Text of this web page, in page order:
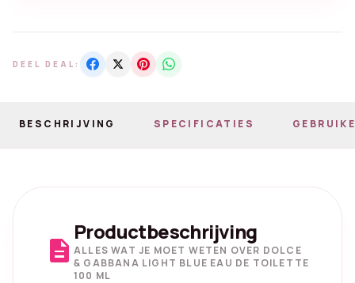
DEEL DEAL:
BESCHRIJVING SPECIFICATIES
description
Productbeschrijving
ALLES WAT JE MOET WETEN OVER DOLCE
& GABBANA LIGHT BLUE EAU DE TOILETTE
100 ML